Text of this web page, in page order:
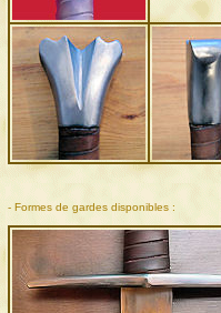
- Formes de gardes disponibles :